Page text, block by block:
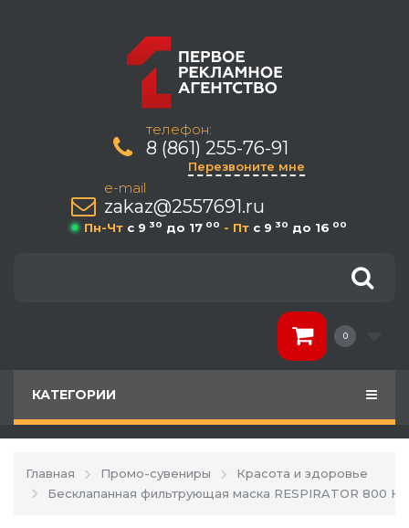
телефон:
8 (861) 255-76-91
Перезвоните мне
e-mail
zakaz@2557691.ru
Пн-Чт c 9 30 до 17 00 - Пт c 9 30 до 16 00
0
КАТЕГОРИИ
Главная Промо-сувениры
Красота и здоровье
Бесклапанная фильтрующая маска RESPIRATOR 800